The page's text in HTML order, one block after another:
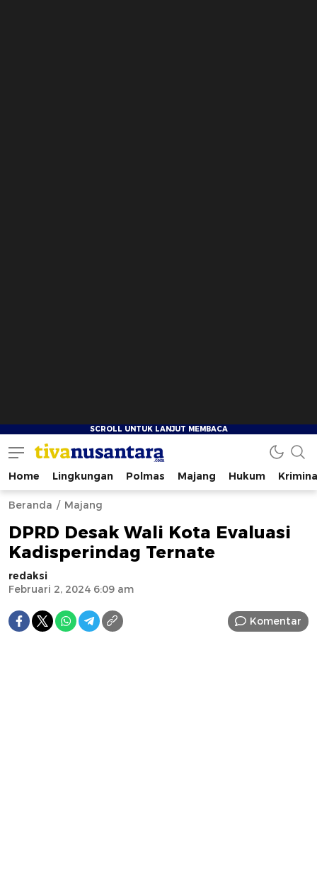
tivanusantara.com
Berita Nusantara
Home Lingkungan Polmas Majang Hukum
Beranda Majang
DPRD Desak Wali Kota Evaluasi
Kadisperindag Ternate
redaksi
Februari 2, 2024 6:09 am
Komentar